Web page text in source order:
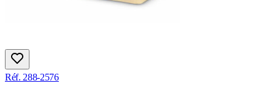
Réf. 288-2576